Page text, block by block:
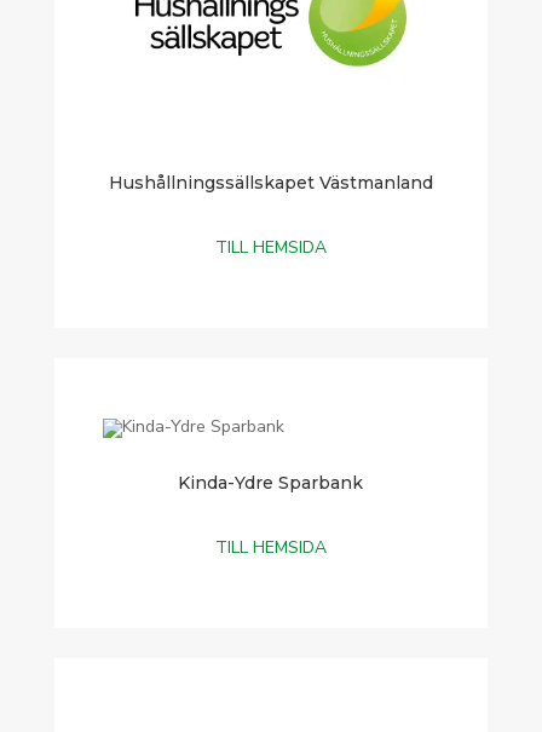
Hushållningssällskapet Västmanland
TILL HEMSIDA
Kinda-Ydre Sparbank
TILL HEMSIDA